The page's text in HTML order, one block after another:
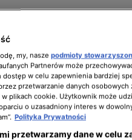
w najnowszym
my, nasze podmioty
Partnerów może
w celu zapewnienia bardziej
przetwarzanie danych osobowych
plikach cookie. Użytkownik może
o uzasadniony interes w
Polityka Prywatności
przetwarzamy dane w celu